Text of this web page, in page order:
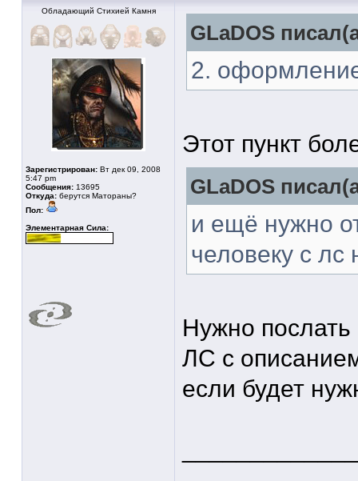
Обладающий Стихией Камня
Зарегистрирован: Вт дек 09, 2008
5:47 pm
Сообщения: 13695
Откуда: берутся Матораны?
Пол:
Элементарная Сила:
GLaDOS
2.
Этот пункт
GLaDOS
и ещё нужно
человеку с лс
Нужно
ЛС с
если будет